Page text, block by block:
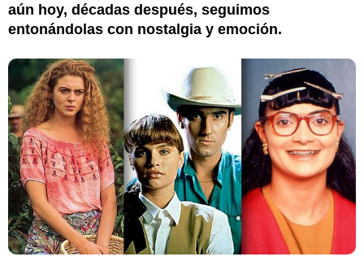
aún hoy, décadas después, seguimos
entonándolas con nostalgia y emoción.
YouTube